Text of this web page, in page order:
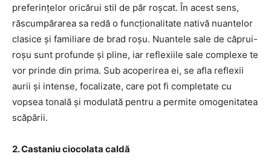
preferințelor oricărui stil de păr roșcat. În acest sens,
răscumpărarea sa redă o funcționalitate nativă nuantelor
clasice și familiare de brad roșu. Nuantele sale de căprui-
roșu sunt profunde și pline, iar reflexiile sale complexe te
vor prinde din prima. Sub acoperirea ei, se afla reflexii
aurii și intense, focalizate, care pot fi completate cu
vopsea tonală și modulată pentru a permite omogenitatea
scăpării.
2. Castaniu ciocolata caldă